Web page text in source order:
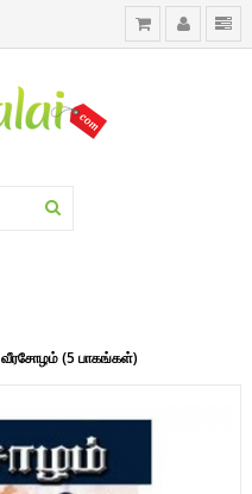
வீரசோழம் (5 பாகங்கள்)